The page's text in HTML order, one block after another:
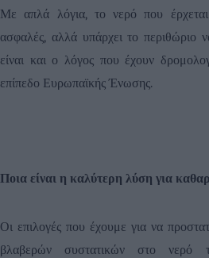
Με απλά λόγια, το νερό που
ασφαλές, αλλά υπάρχει το περιθώριο
είναι και ο λόγος που έχουν
επίπεδο Ευρωπαϊκής Ένωσης.
Ποια είναι η καλύτερη λύση για
Οι επιλογές που έχουμε για να
βλαβερών συστατικών στο νερό